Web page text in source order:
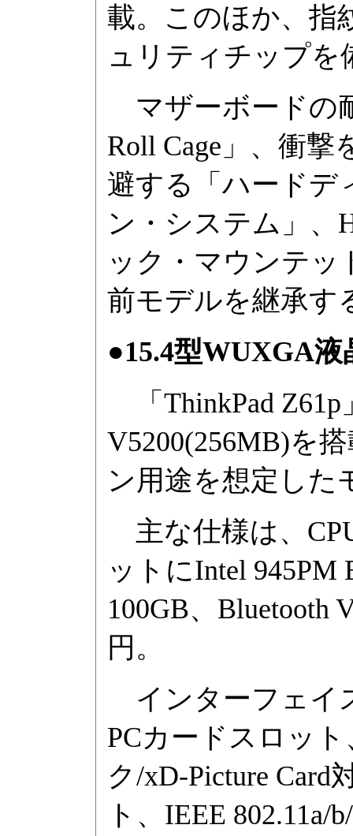
載。このほか、指
ュリティチップを
マザーボードの
Roll Cage」、衝
避する「ハードデ
ン・システム」、
ック・マウンテッ
前モデルを継承す
●15.4型WUXGA
「ThinkPad Z61p
V5200(256MB)を
ン用途を想定した
主な仕様は、
ットにIntel 945PM
100GB、Bluetooth
円。
インターフェイ
PCカードスロッ
ク/xD-Picture Card
ト、IEEE